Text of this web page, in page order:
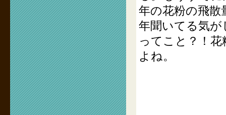
年の花粉の飛散
年聞いてる気
ってこと？！
よね。